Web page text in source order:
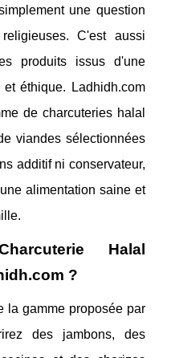
une question
C'est aussi
produits issus d'une
éthique. Ladhidh.com
de charcuteries halal
viandes sélectionnées
additif ni conservateur,
alimentation saine et
Halal
?
la gamme proposée par
des jambons, des